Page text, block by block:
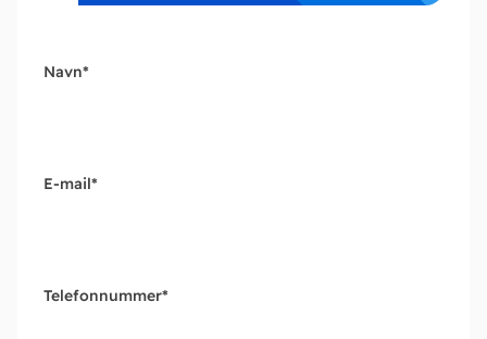
Navn*
E-mail*
Telefonnummer*